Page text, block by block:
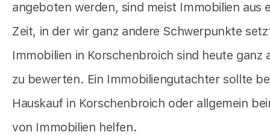
angeboten werden, sind meist Immobilien aus
Zeit, in der wir ganz andere Schwerpunkte
Immobilien in Korschenbroich sind heute ganz
zu bewerten. Ein Immobiliengutachter sollte
Hauskauf in Korschenbroich oder allgemein
von Immobilien helfen.